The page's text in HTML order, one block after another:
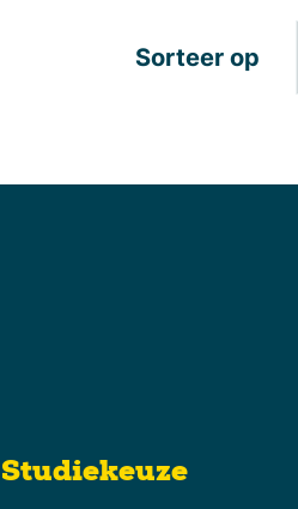
Sorteer op
Studiekeuze